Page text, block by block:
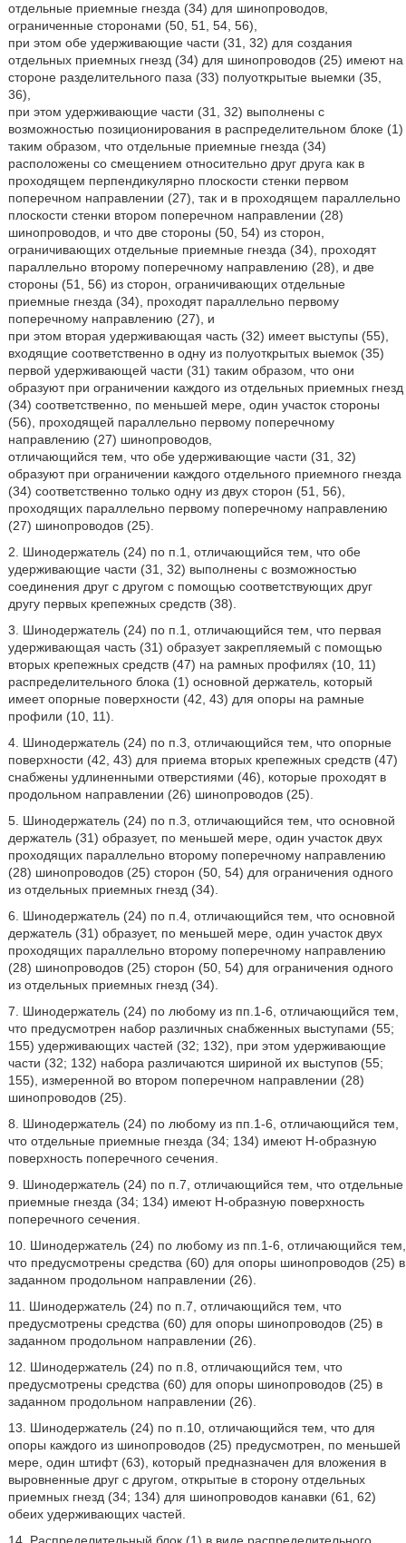
отдельные приемные гнезда (34) для шинопроводов,
ограниченные сторонами (50, 51, 54, 56),
при этом обе удерживающие части (31, 32) для создания
отдельных приемных гнезд (34) для шинопроводов (25) имеют на
стороне разделительного паза (33) полуоткрытые выемки (35,
36),
при этом удерживающие части (31, 32) выполнены с
возможностью позиционирования в распределительном блоке (1)
таким образом, что отдельные приемные гнезда (34)
расположены со смещением относительно друг друга как в
проходящем перпендикулярно плоскости стенки первом
поперечном направлении (27), так и в проходящем параллельно
плоскости стенки втором поперечном направлении (28)
шинопроводов, и что две стороны (50, 54) из сторон,
ограничивающих отдельные приемные гнезда (34), проходят
параллельно второму поперечному направлению (28), и две
стороны (51, 56) из сторон, ограничивающих отдельные
приемные гнезда (34), проходят параллельно первому
поперечному направлению (27), и
при этом вторая удерживающая часть (32) имеет выступы (55),
входящие соответственно в одну из полуоткрытых выемок (35)
первой удерживающей части (31) таким образом, что они
образуют при ограничении каждого из отдельных приемных гнезд
(34) соответственно, по меньшей мере, один участок стороны
(56), проходящей параллельно первому поперечному
направлению (27) шинопроводов,
отличающийся тем, что обе удерживающие части (31, 32)
образуют при ограничении каждого отдельного приемного гнезда
(34) соответственно только одну из двух сторон (51, 56),
проходящих параллельно первому поперечному направлению
(27) шинопроводов (25).
2. Шинодержатель (24) по п.1, отличающийся тем, что обе
удерживающие части (31, 32) выполнены с возможностью
соединения друг с другом с помощью соответствующих друг
другу первых крепежных средств (38).
3. Шинодержатель (24) по п.1, отличающийся тем, что первая
удерживающая часть (31) образует закрепляемый с помощью
вторых крепежных средств (47) на рамных профилях (10, 11)
распределительного блока (1) основной держатель, который
имеет опорные поверхности (42, 43) для опоры на рамные
профили (10, 11).
4. Шинодержатель (24) по п.3, отличающийся тем, что опорные
поверхности (42, 43) для приема вторых крепежных средств (47)
снабжены удлиненными отверстиями (46), которые проходят в
продольном направлении (26) шинопроводов (25).
5. Шинодержатель (24) по п.3, отличающийся тем, что основной
держатель (31) образует, по меньшей мере, один участок двух
проходящих параллельно второму поперечному направлению
(28) шинопроводов (25) сторон (50, 54) для ограничения одного
из отдельных приемных гнезд (34).
6. Шинодержатель (24) по п.4, отличающийся тем, что основной
держатель (31) образует, по меньшей мере, один участок двух
проходящих параллельно второму поперечному направлению
(28) шинопроводов (25) сторон (50, 54) для ограничения одного
из отдельных приемных гнезд (34).
7. Шинодержатель (24) по любому из пп.1-6, отличающийся тем,
что предусмотрен набор различных снабженных выступами (55;
155) удерживающих частей (32; 132), при этом удерживающие
части (32; 132) набора различаются шириной их выступов (55;
155), измеренной во втором поперечном направлении (28)
шинопроводов (25).
8. Шинодержатель (24) по любому из пп.1-6, отличающийся тем,
что отдельные приемные гнезда (34; 134) имеют Н-образную
поверхность поперечного сечения.
9. Шинодержатель (24) по п.7, отличающийся тем, что отдельные
приемные гнезда (34; 134) имеют Н-образную поверхность
поперечного сечения.
10. Шинодержатель (24) по любому из пп.1-6, отличающийся тем,
что предусмотрены средства (60) для опоры шинопроводов (25) в
заданном продольном направлении (26).
11. Шинодержатель (24) по п.7, отличающийся тем, что
предусмотрены средства (60) для опоры шинопроводов (25) в
заданном продольном направлении (26).
12. Шинодержатель (24) по п.8, отличающийся тем, что
предусмотрены средства (60) для опоры шинопроводов (25) в
заданном продольном направлении (26).
13. Шинодержатель (24) по п.10, отличающийся тем, что для
опоры каждого из шинопроводов (25) предусмотрен, по меньшей
мере, один штифт (63), который предназначен для вложения в
выровненные друг с другом, открытые в сторону отдельных
приемных гнезд (34; 134) для шинопроводов канавки (61, 62)
обеих удерживающих частей.